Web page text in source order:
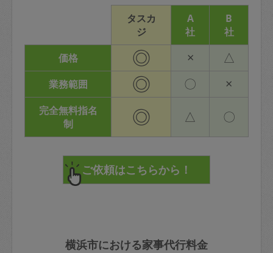
タスカ
ジ
A
社
B
社
価格
◎ × △
業務範囲 ◎ 〇 ×
完全無料指名
制
◎ △ 〇
横浜市における家事代行料金